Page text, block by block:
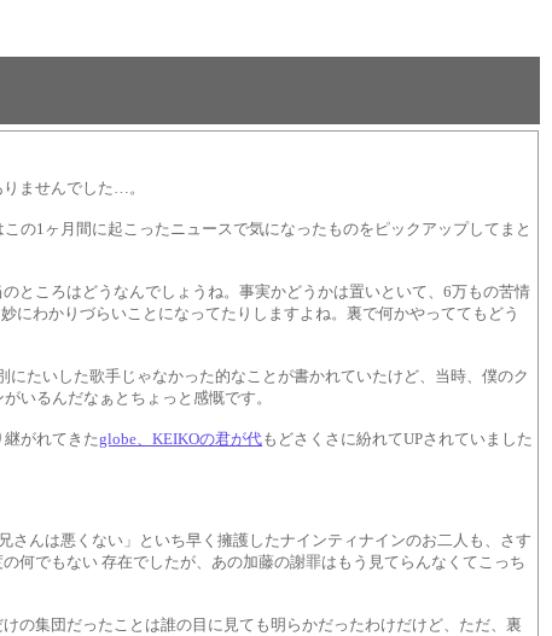
ませんでした…。
の1ヶ月間に起こったニュースで気になったものをピックアップしてまと
ところはどうなんでしょうね。事実かどうかは置いといて、6万もの苦情
にわかりづらいことになってたりしますよね。裏で何かやっててもどう
たいした歌手じゃなかった的なことが書かれていたけど、当時、僕のク
いるんだなぁとちょっと感慨です。
がれてきたglobe、KEIKOの君が代もどさくさに紛れてUPされていました
んは悪くない」といち早く擁護したナインティナインのお二人も、さす
何でもない 存在でしたが、あの加藤の謝罪はもう見てらんなくてこっち
の集団だったことは誰の目に見ても明らかだったわけだけど、ただ、裏